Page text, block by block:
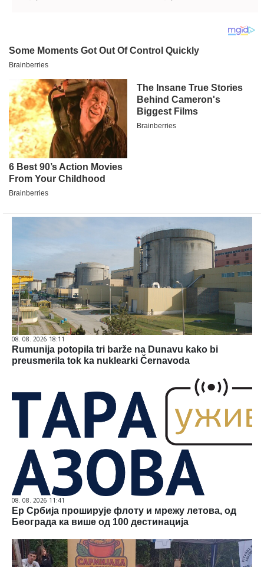
bi da pobiju i da
da poverim
08. 08. 2026 18:11
Rumunija potopila tri barže na Dunavu kako bi
preusmerila tok ka nuklearki Černavoda
08. 08. 2026 11:41
Ер Србија проширује флоту и мрежу летова, од
Београда ка више од 100 дестинација